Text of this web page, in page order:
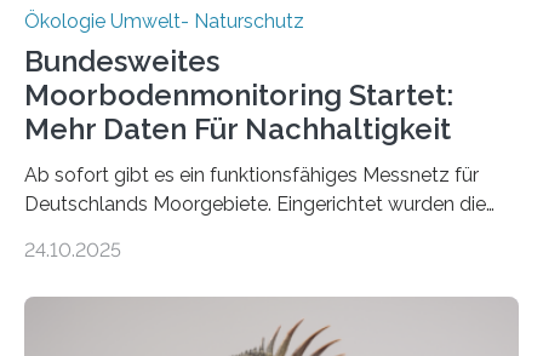
Ökologie Umwelt- Naturschutz
Bundesweites
Moorbodenmonitoring Startet:
Mehr Daten Für Nachhaltigkeit
Ab sofort gibt es ein funktionsfähiges Messnetz für
Deutschlands Moorgebiete. Eingerichtet wurden die
vergangenen fünf Jahren von Wissenschaftlerinnen
heutigen Donnerstag übergeben sie ihren Bericht zur
Aufbauphase an den Auftraggeber, das
24.10.2025